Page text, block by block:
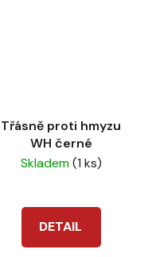
Třásně proti hmyzu
WH černé
Skladem(1 ks)
DETAIL